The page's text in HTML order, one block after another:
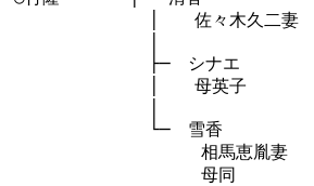
々木久二妻
シナエ
母英子
雪香
恵胤妻
同